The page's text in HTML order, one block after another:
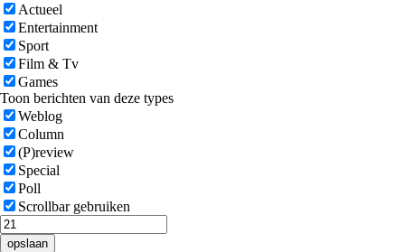
Actueel
Entertainment
Sport
Film & Tv
Games
Toon berichten van deze types
Weblog
Column
(P)review
Special
Poll
Scrollbar gebruiken
opslaan